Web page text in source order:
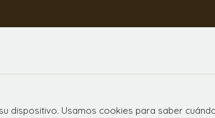
dispositivo. Usamos cookies para saber